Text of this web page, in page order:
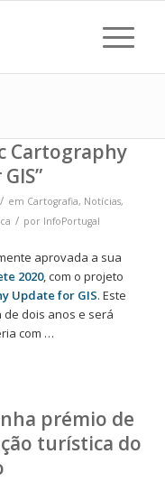
Cartography
/ em Cartografia, Notícias,
/ por InfoPortugal
aprovada a sua
2020, com o projeto
Update for GIS. Este
dois anos e será
com …
prémio de
turística do